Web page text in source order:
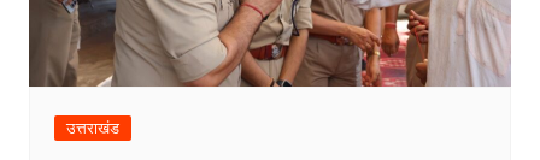
उत्तराखंड